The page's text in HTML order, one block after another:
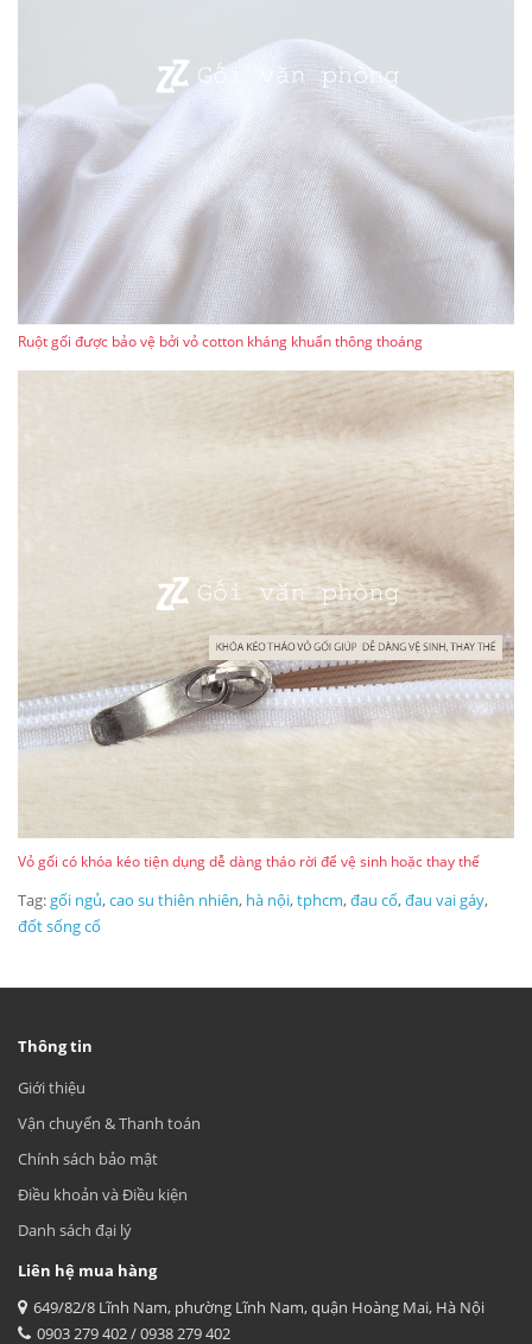
Ruột gối được bảo vệ bởi vỏ cotton kháng khuẩn thông thoáng
Vỏ gối có khóa kéo tiện dụng dễ dàng tháo rời để vệ sinh hoặc thay thế
Tag:gối ngủ,cao su thiên nhiên, hà nội,tphcm,đau cổ,đau vai gáy,
đốt sống cổ
Thông tin
Giới thiệu
Vận chuyển & Thanh toán
Chính sách bảo mật
Điều khoản và Điều kiện
Danh sách đại lý
Liên hệ mua hàng
649/82/8 Lĩnh Nam, phường Lĩnh Nam, quận Hoàng Mai, Hà Nội
0903 279 402 / 0938 279 402